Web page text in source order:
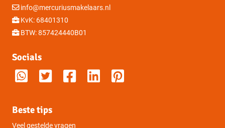
info@mercuriusmakelaars.nl
KvK: 68401310
BTW: 857424440B01
Socials
Beste tips
Veel gestelde vragen